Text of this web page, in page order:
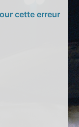
cette erreur